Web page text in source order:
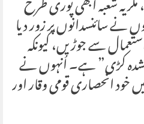
نے سائنسدانوں پر زور دیا
سے جوڑیں، کیونکہ
کڑی” ہے۔ اُنہوں نے
انحصاری قومی وقار اور